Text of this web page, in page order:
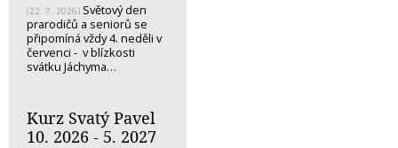
(22. 7. 2026) Světový den
prarodičů a seniorů se
připomíná vždy 4. neděli v
červenci - v blízkosti
svátku Jáchyma…
Kurz Svatý Pavel
10. 2026 - 5. 2027